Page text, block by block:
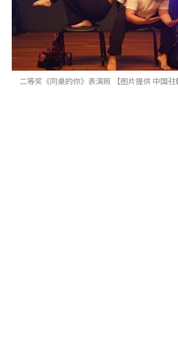
二等奖《同桌的你》表演照 【图片提供 中国驻